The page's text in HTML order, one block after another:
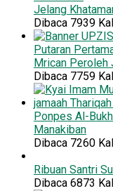
Jelang
Dibaca 7939
Putaran
Mrican Peroleh
Dibaca 7759
Ponpes Al-
Manakiban
Dibaca 7260
Ribuan Santri
Dibaca 6873